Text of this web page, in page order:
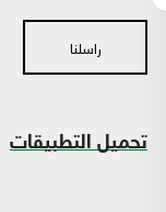
راسلنا
تحميل التطبيقات